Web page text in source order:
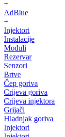
+
AdBlue
+
Injektori
Instalacije
Moduli
Rezervar
Senzori
Brtve
Čep goriva
Crijeva goriva
Crijeva injektora
Grijači
Hladnjak goriva
Injektori